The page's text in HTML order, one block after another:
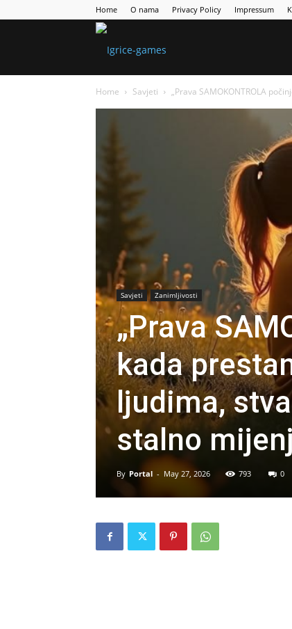
Home O nama Privacy Policy Impressum
Home Savjeti „Prava SAMOKONTROLA
Savjeti Zanimljivosti
„Prava
kada
ljudima,
stalno
By Portal - May 27, 2026 793 0